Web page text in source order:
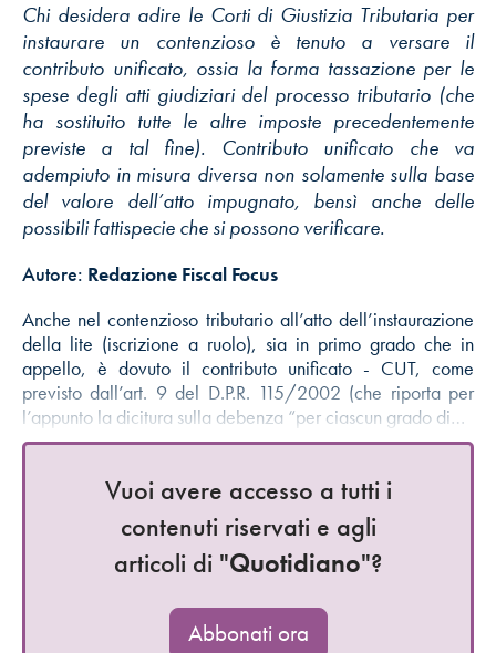
Chi desidera adire le Corti di Giustizia Tributaria per
instaurare un contenzioso è tenuto a versare il
contributo unificato, ossia la forma tassazione per le
spese degli atti giudiziari del processo tributario (che
ha sostituito tutte le altre imposte precedentemente
previste a tal fine). Contributo unificato che va
adempiuto in misura diversa non solamente sulla base
del valore dell’atto impugnato, bensì anche delle
possibili fattispecie che si possono verificare.
Autore: Redazione Fiscal Focus
Anche nel contenzioso tributario all’atto dell’instaurazione
della lite (iscrizione a ruolo), sia in primo grado che in
appello, è dovuto il contributo unificato - CUT, come
previsto dall’art. 9 del D.P.R. 115/2002 (che riporta per
l’appunto la dicitura sulla debenza “per ciascun grado di…
Vuoi avere accesso a tutti i
contenuti riservati e agli
articoli di "Quotidiano"?
Abbonati ora